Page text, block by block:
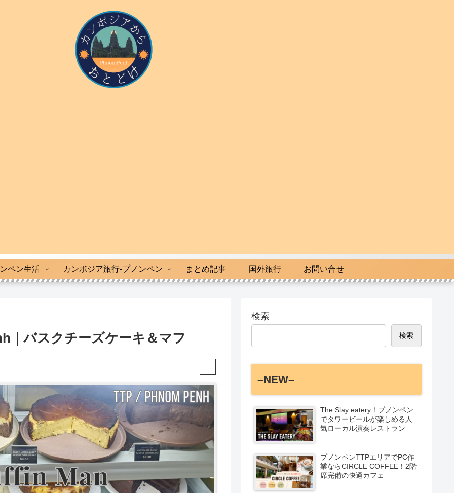
ペン生活 カンボジア旅行-プノンペン まとめ記事 国外旅行 お問い合せ
｜バスクチーズケーキ＆マフ
検索
検索
–NEW–
The Slay eatery！プノンペン
でタワービールが楽しめる人
気ローカル演奏レストラン
プノンペンTTPエリアでPC作
業ならCIRCLE COFFEE！2階
席完備の快適カフェ